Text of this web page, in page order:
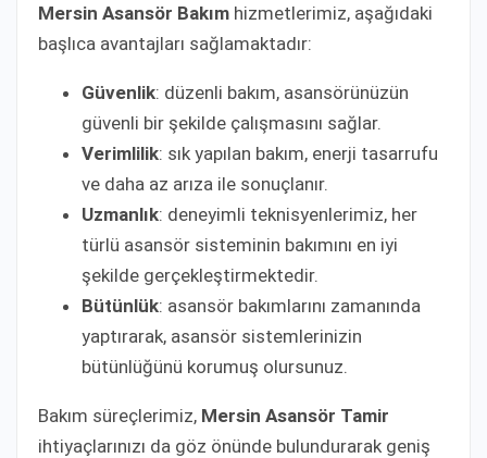
Mersin Asansör Bakım hizmetlerimiz, aşağıdaki
başlıca avantajları sağlamaktadır:
Güvenlik: düzenli bakım, asansörünüzün
güvenli bir şekilde çalışmasını sağlar.
Verimlilik: sık yapılan bakım, enerji tasarrufu
ve daha az arıza ile sonuçlanır.
Uzmanlık: deneyimli teknisyenlerimiz, her
türlü asansör sisteminin bakımını en iyi
şekilde gerçekleştirmektedir.
Bütünlük: asansör bakımlarını zamanında
yaptırarak, asansör sistemlerinizin
bütünlüğünü korumuş olursunuz.
Bakım süreçlerimiz, Mersin Asansör Tamir
ihtiyaçlarınızı da göz önünde bulundurarak geniş